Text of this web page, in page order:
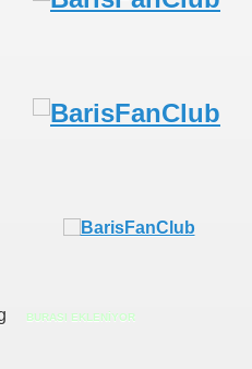
BURASI EKLENİYOR